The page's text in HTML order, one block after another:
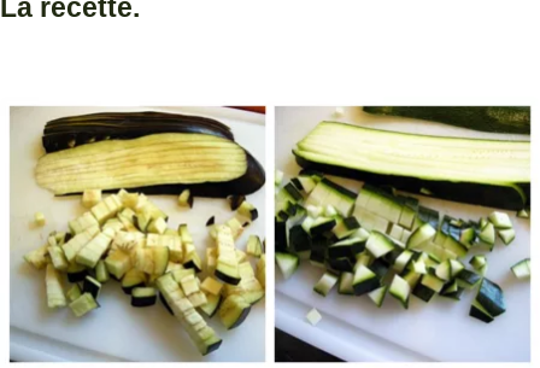
La recette.